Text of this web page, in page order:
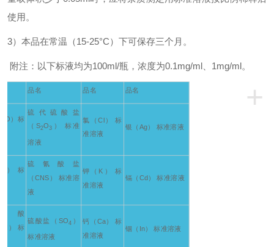
使用。
3）本品在常温（15-25°C）下可保存三个月。
附注：以下标液均为100ml/瓶，浓度为0.1mg/ml、1mg/ml。
+
品名 品名 品名
）标
硫代硫酸盐
（S2O3 ） 标准
溶液
氯（Cl） 标
准溶液
银（Ag） 标准溶液
） 标
硫氰酸盐
（CNS） 标准溶
液
钾（K） 标
准溶液
镉（Cd） 标准溶液
） 标
硫酸盐（SO4 ）
标准溶液
钙（Ca） 标
准溶液
铟（In） 标准溶液